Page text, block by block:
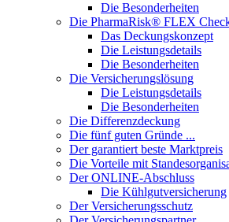
Die Besonderheiten
Die PharmaRisk® FLEX
Das Deckungskonzept
Die Leistungsdetails
Die Besonderheiten
Die Versicherungslösung
Die Leistungsdetails
Die Besonderheiten
Die Differenzdeckung
Die fünf guten Gründe ...
Der garantiert beste Marktpreis
Die Vorteile mit
Der ONLINE-Abschluss
Die Kühlgutversicherung
Der Versicherungsschutz